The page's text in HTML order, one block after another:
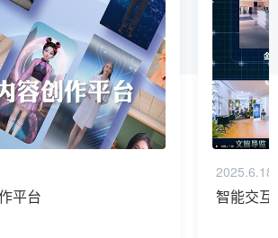
平台
2025.6.18
智能交互